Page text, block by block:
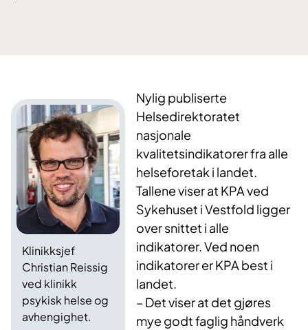
Klinikksjef
Christian Reissig
ved klinikk
psykisk helse og
avhengighet.
Nylig publiserte
Helsedirektoratet
nasjonale
kvalitetsindikatorer fra alle
helseforetak i landet.
Tallene viser at KPA ved
Sykehuset i Vestfold ligger
over snittet i alle
indikatorer. Ved noen
indikatorer er KPA best i
landet.
– Det viser at det gjøres
mye godt faglig håndverk